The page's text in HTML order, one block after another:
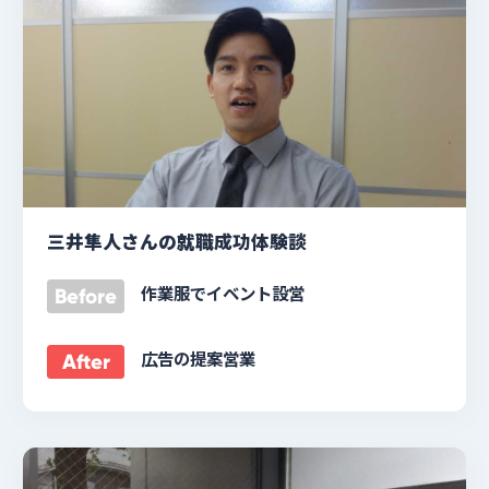
三井隼人さんの就職成功体験談
Before 作業服でイベント設営
After 広告の提案営業